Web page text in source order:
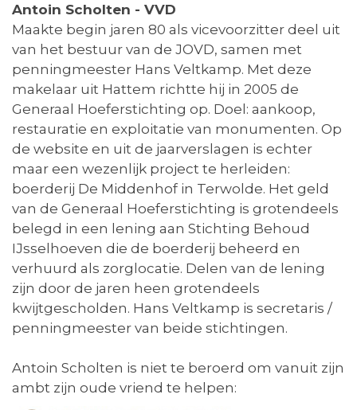
Antoin Scholten - VVD
Maakte begin jaren 80 als vicevoorzitter deel uit
van het bestuur van de JOVD, samen met
penningmeester Hans Veltkamp. Met deze
makelaar uit Hattem richtte hij in 2005 de
Generaal Hoeferstichting op. Doel: aankoop,
restauratie en exploitatie van monumenten. Op
de website en uit de jaarverslagen is echter
maar een wezenlijk project te herleiden:
boerderij De Middenhof in Terwolde. Het geld
van de Generaal Hoeferstichting is grotendeels
belegd in een lening aan Stichting Behoud
IJsselhoeven die de boerderij beheerd en
verhuurd als zorglocatie. Delen van de lening
zijn door de jaren heen grotendeels
kwijtgescholden. Hans Veltkamp is secretaris /
penningmeester van beide stichtingen.
Antoin Scholten is niet te beroerd om vanuit zijn
ambt zijn oude vriend te helpen: